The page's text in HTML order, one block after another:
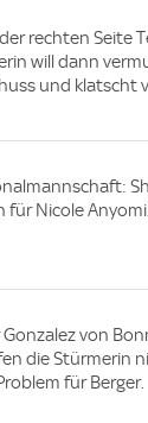
rechten Seite
will dann
und klatscht
Nicole Anyomi.
von
die Stürmerin
für Berger.